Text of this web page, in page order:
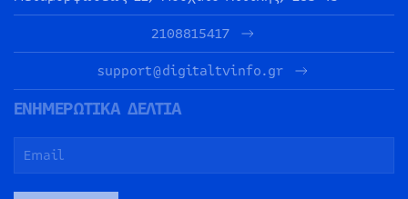
2108815417
support@digitaltvinfo.gr
ΕΝΗΜΕΡΩΤΙΚΑ ΔΕΛΤΙΑ